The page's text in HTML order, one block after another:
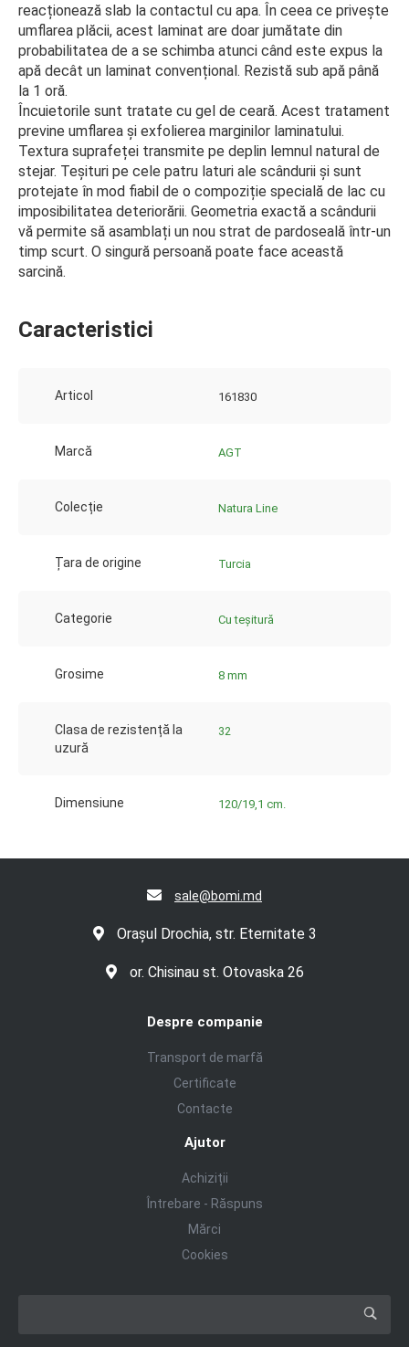
reacționează slab la contactul cu apa. În ceea ce privește
umflarea plăcii, acest laminat are doar jumătate din
probabilitatea de a se schimba atunci când este expus la
apă decât un laminat convențional. Rezistă sub apă până
la 1 oră.
Încuietorile sunt tratate cu gel de ceară. Acest tratament
previne umflarea și exfolierea marginilor laminatului.
Textura suprafeței transmite pe deplin lemnul natural de
stejar. Teșituri pe cele patru laturi ale scândurii și sunt
protejate în mod fiabil de o compoziție specială de lac cu
imposibilitatea deteriorării. Geometria exactă a scândurii
vă permite să asamblați un nou strat de pardoseală într-un
timp scurt. O singură persoană poate face această
sarcină.
Caracteristici
Articol 161830
Marcă AGT
Colecție Natura Line
Țara de origine Turcia
Categorie Cu teșitură
Grosime 8 mm
Clasa de rezistență la
uzură
32
Dimensiune 120/19,1 cm.
sale@bomi.md
Orașul Drochia, str. Eternitate 3
or. Chisinau st. Otovaska 26
Despre companie
Transport de marfă
Certificate
Contacte
Ajutor
Achiziții
Întrebare - Răspuns
Mărci
Cookies